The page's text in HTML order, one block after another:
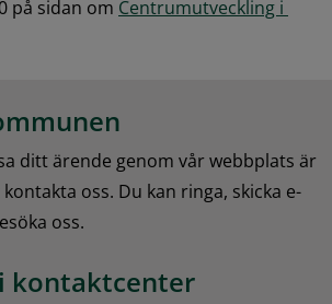
på sidan om Centrumutveckling i
ditt ärende genom vår webbplats är
oss. Du kan ringa, skicka e-
oss.
kontaktcenter